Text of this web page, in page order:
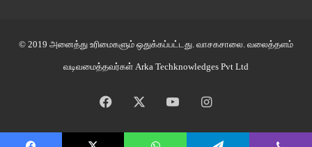
அனபெல் சேதுபதி
© 2019 அனைத்து உரிமைகளும் ஒதுக்கப்பட்டது. வாசகசாலை . வலைத்தளம்
வடிவமைத்தவர்கள் Arka Techknowledges Pvt Ltd
Facebook YouTubeInstagram